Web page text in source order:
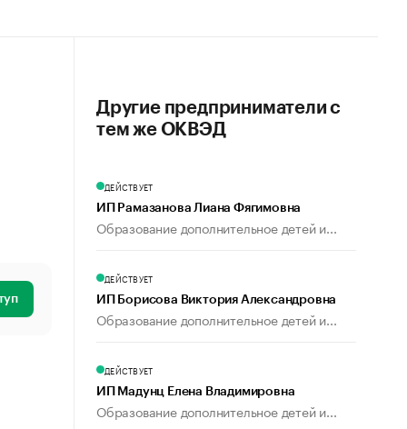
Другие предприниматели с
тем же ОКВЭД
ДЕЙСТВУЕТ
ИП Рамазанова Лиана Фягимовна
Образование дополнительное детей и...
ДЕЙСТВУЕТ
ИП Борисова Виктория Александровна
Образование дополнительное детей и...
ДЕЙСТВУЕТ
ИП Мадунц Елена Владимировна
Образование дополнительное детей и...